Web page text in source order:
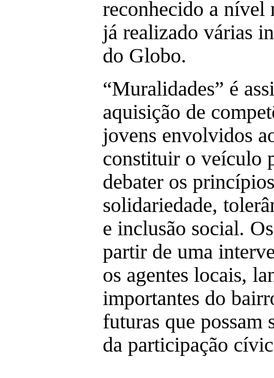
reconhecido a nível
já realizado várias
do Globo.
“Muralidades” é
aquisição de
jovens envolvidos
constituir o veículo
debater os
solidariedade,
e inclusão social.
partir de uma
os agentes locais,
importantes do
futuras que possam
da participação